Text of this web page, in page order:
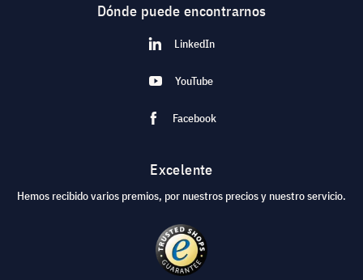
Dónde puede encontrarnos
LinkedIn
YouTube
Facebook
Excelente
Hemos recibido varios premios, por nuestros precios y nuestro servicio.